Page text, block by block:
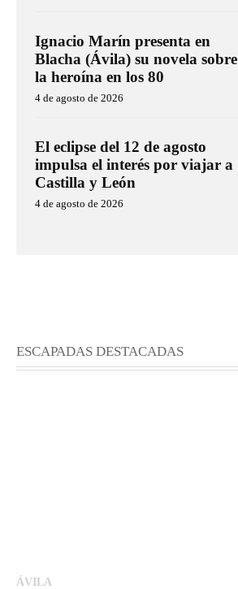
Ignacio Marín presenta en
Blacha (Ávila) su novela sobre
la heroína en los 80
4 de agosto de 2026
El eclipse del 12 de agosto
impulsa el interés por viajar a
Castilla y León
4 de agosto de 2026
ESCAPADAS DESTACADAS
ÁVILA